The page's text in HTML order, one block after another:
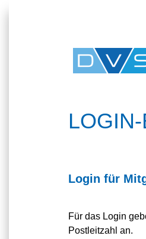
Login für
Für das Login
Postleitzahl an.